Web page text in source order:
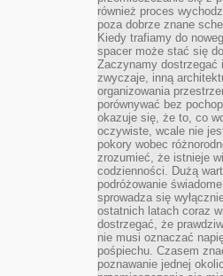
również proces
poza dobrze znane
Kiedy trafiamy do
spacer może stać się
Zaczynamy dostrzegać
zwyczaje, inną
organizowania
porównywać bez
okazuje się, że to, co
oczywiste, wcale nie
pokory wobec
zrozumieć, że istnieje
codzienności. Dużą
podróżowanie
sprowadza się
ostatnich latach coraz
dostrzegać, że
nie musi oznaczać
pośpiechu. Czasem
poznawanie jednej